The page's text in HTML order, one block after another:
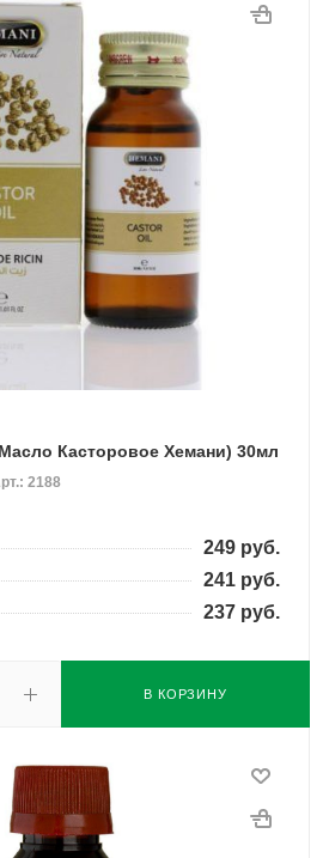
Касторовое Хемани) 30мл
2188
249 руб.
241 руб.
237 руб.
В КОРЗИНУ